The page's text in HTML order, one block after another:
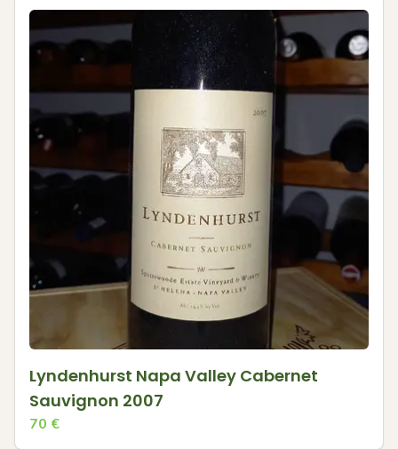
Lyndenhurst Napa Valley Cabernet
Sauvignon 2007
70 €